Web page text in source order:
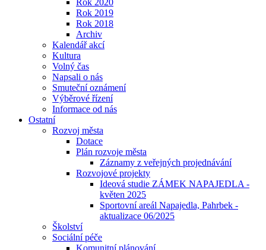
Rok 2020
Rok 2019
Rok 2018
Archiv
Kalendář akcí
Kultura
Volný čas
Napsali o nás
Smuteční oznámení
Výběrové řízení
Informace od nás
Ostatní
Rozvoj města
Dotace
Plán rozvoje města
Záznamy z veřejných projednávání
Rozvojové projekty
Ideová studie ZÁMEK NAPAJEDLA -
květen 2025
Sportovní areál Napajedla, Pahrbek -
aktualizace 06/2025
Školství
Sociální péče
Komunitní plánování